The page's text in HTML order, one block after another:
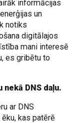
informācijas
un
notiks
digitālajos
mani interesē
es gribētu to
DNS daļu.
ar DNS
kas patērē